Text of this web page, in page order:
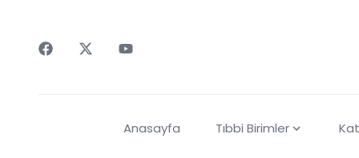
Anasayfa Tıbbi Birimler